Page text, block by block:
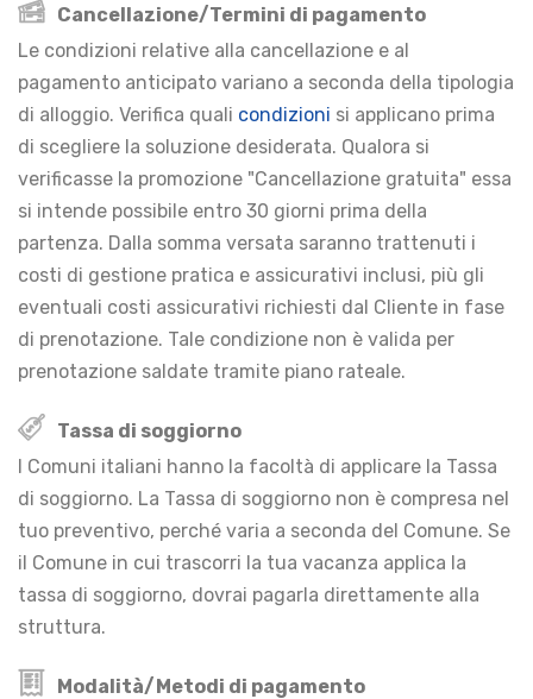
Cancellazione/Termini di pagamento
Le condizioni relative alla cancellazione e al
pagamento anticipato variano a seconda della tipologia
di alloggio. Verifica quali condizioni si applicano prima
di scegliere la soluzione desiderata. Qualora si
verificasse la promozione "Cancellazione gratuita" essa
si intende possibile entro 30 giorni prima della
partenza. Dalla somma versata saranno trattenuti i
costi di gestione pratica e assicurativi inclusi, più gli
eventuali costi assicurativi richiesti dal Cliente in fase
di prenotazione. Tale condizione non è valida per
prenotazione saldate tramite piano rateale.
Tassa di soggiorno
I Comuni italiani hanno la facoltà di applicare la Tassa
di soggiorno. La Tassa di soggiorno non è compresa nel
tuo preventivo, perché varia a seconda del Comune. Se
il Comune in cui trascorri la tua vacanza applica la
tassa di soggiorno, dovrai pagarla direttamente alla
struttura.
Modalità/Metodi di pagamento